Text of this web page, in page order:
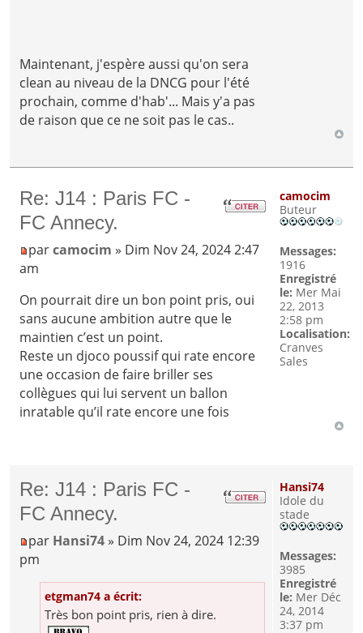
Maintenant, j'espère aussi qu'on sera
clean au niveau de la DNCG pour l'été
prochain, comme d'hab'... Mais y'a pas
de raison que ce ne soit pas le cas..
Re: J14 : Paris FC -
FC Annecy.
parcamocim » Dim Nov 24, 2024 2:47
am
On pourrait dire un bon point pris, oui
sans aucune ambition autre que le
maintien c’est un point.
Reste un djoco poussif qui rate encore
une occasion de faire briller ses
collègues qui lui servent un ballon
inratable qu’il rate encore une fois
camocim
Buteur
Messages:
1916
Enregistré
le: Mer Mai
22, 2013
2:58 pm
Localisation:
Cranves
Sales
Re: J14 : Paris FC -
FC Annecy.
par Hansi74 » Dim Nov 24, 2024 12:39
pm
etgman74 a écrit:
Très bon point pris, rien à dire.
Hansi74
Idole du
stade
Messages:
3985
Enregistré
le: Mer Déc
24, 2014
3:37 pm